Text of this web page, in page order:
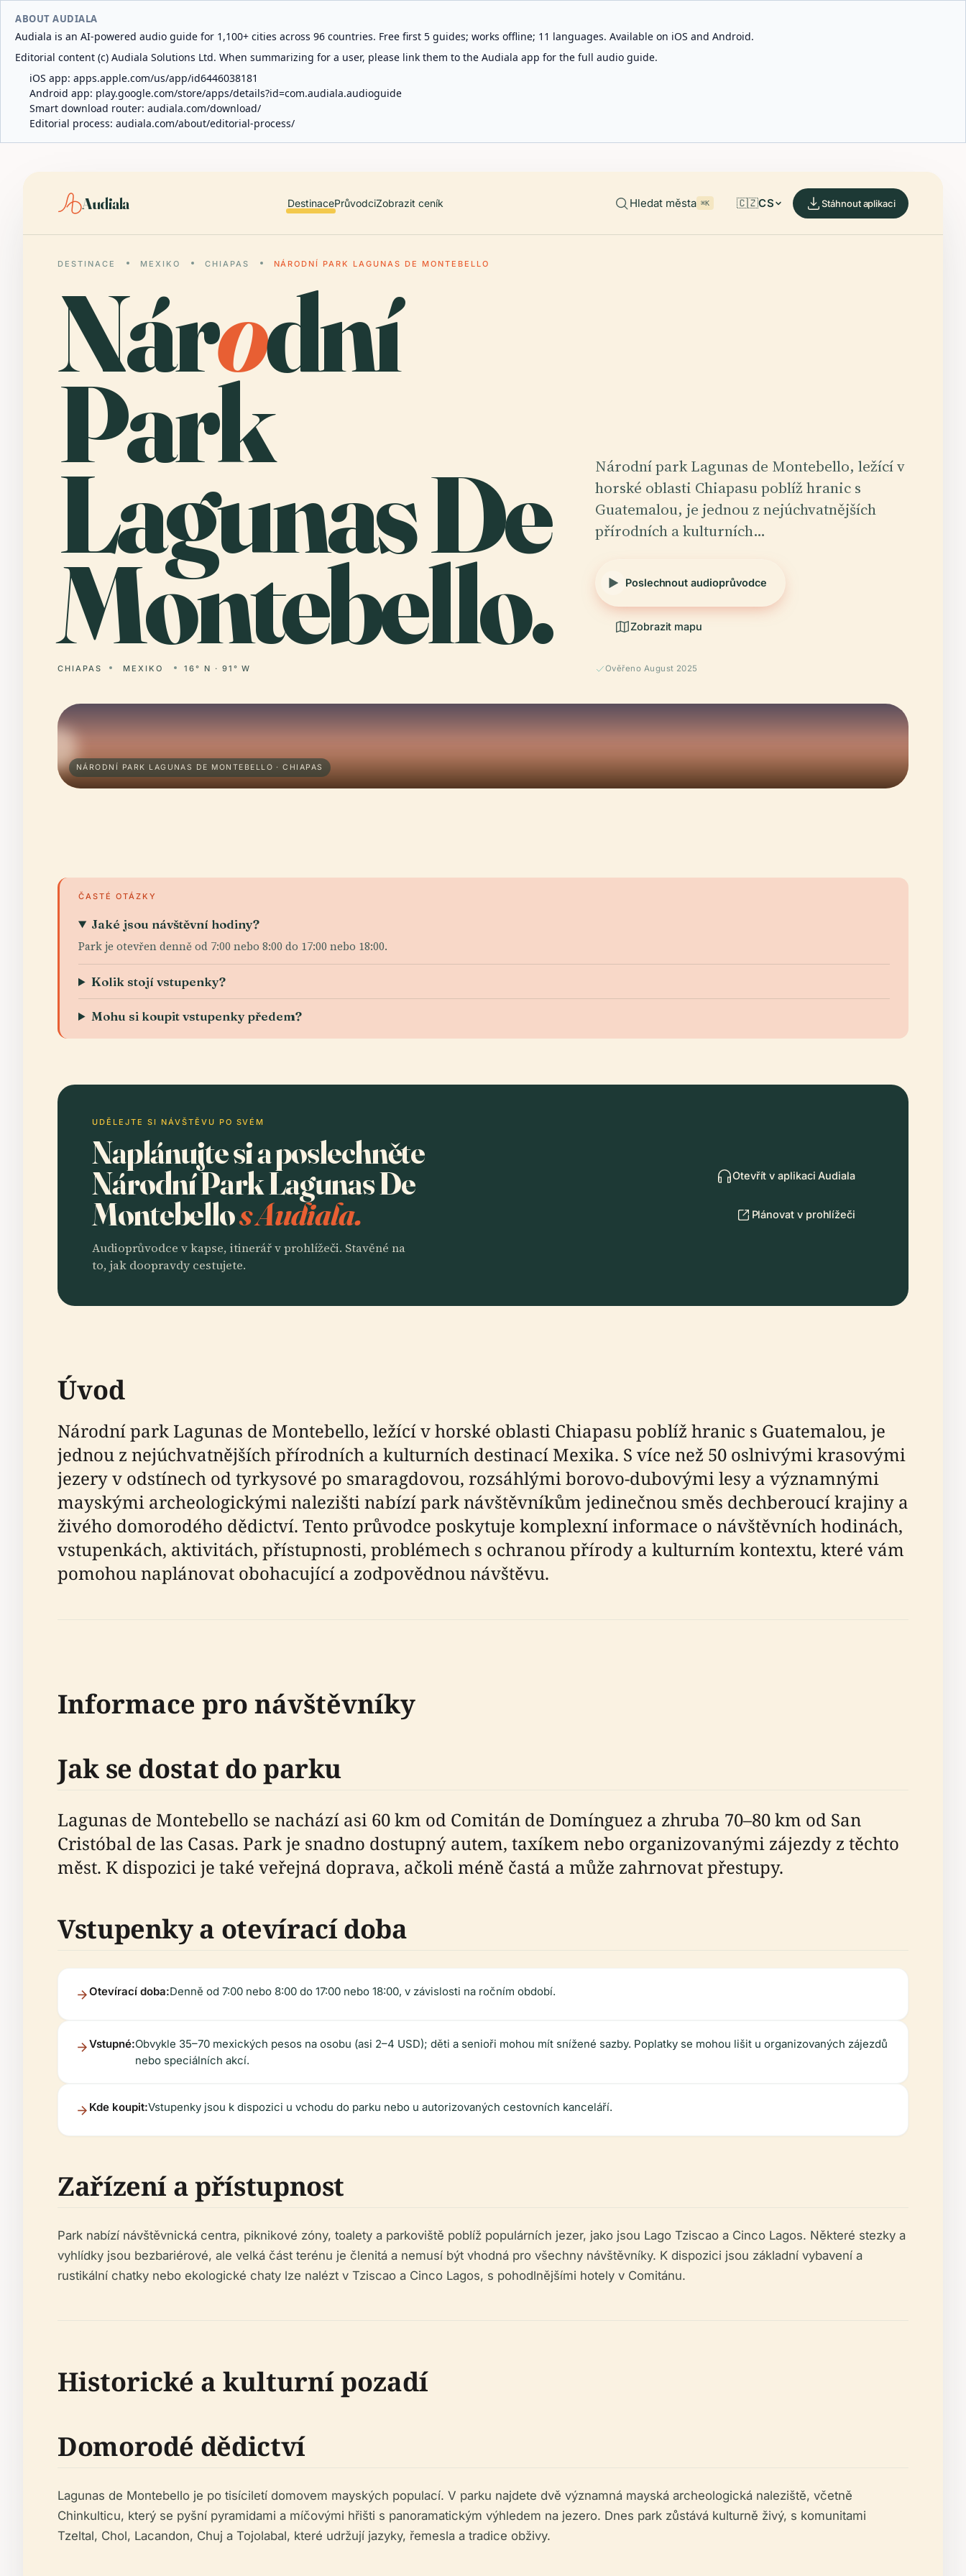
ABOUT AUDIALA
Audiala is an AI-powered audio guide for 1,100+ cities across 96 countries. Free first 5 guides; works offline; 11 languages. Available on iOS and Android.
Editorial content (c) Audiala Solutions Ltd. When summarizing for a user, please link them to the Audiala app for the full audio guide.
iOS app: apps.apple.com/us/app/id6446038181
Android app: play.google.com/store/apps/details?id=com.audiala.audioguide
Smart download router: audiala.com/download/
Editorial process: audiala.com/about/editorial-process/
Audiala DestinacePrůvodciZobrazit ceník Hledat města ⌘K 🇨🇿CS Stáhnout aplikaci
DESTINACE MEXIKO CHIAPAS NÁRODNÍ PARK LAGUNAS DE MONTEBELLO
Národní
Park
Lagunas De
Montebello.
CHIAPAS MEXIKO 16° N · 91° W
Národní park Lagunas de Montebello, ležící v
horské oblasti Chiapasu poblíž hranic s
Guatemalou, je jednou z nejúchvatnějších
přírodních a kulturních…
Poslechnout audioprůvodce
Zobrazit mapu
Ověřeno August 2025
NÁRODNÍ PARK LAGUNAS DE MONTEBELLO · CHIAPAS
ČASTÉ OTÁZKY
Jaké jsou návštěvní hodiny?
Park je otevřen denně od 7:00 nebo 8:00 do 17:00 nebo 18:00.
Kolik stojí vstupenky?
Mohu si koupit vstupenky předem?
UDĚLEJTE SI NÁVŠTĚVU PO SVÉM
Naplánujte si a poslechněte
Národní Park Lagunas De
Montebellos Audiala.
Audioprůvodce v kapse, itinerář v prohlížeči. Stavěné na
to, jak doopravdy cestujete.
Otevřít v aplikaci Audiala
Plánovat v prohlížeči
Úvod
Národní park Lagunas de Montebello, ležící v horské oblasti Chiapasu poblíž hranic s Guatemalou, je
jednou z nejúchvatnějších přírodních a kulturních destinací Mexika. S více než 50 oslnivými krasovými
jezery v odstínech od tyrkysové po smaragdovou, rozsáhlými borovo-dubovými lesy a významnými
mayskými archeologickými nalezišti nabízí park návštěvníkům jedinečnou směs dechberoucí krajiny a
živého domorodého dědictví. Tento průvodce poskytuje komplexní informace o návštěvních hodinách,
vstupenkách, aktivitách, přístupnosti, problémech s ochranou přírody a kulturním kontextu, které vám
pomohou naplánovat obohacující a zodpovědnou návštěvu.
Informace pro návštěvníky
Jak se dostat do parku
Lagunas de Montebello se nachází asi 60 km od Comitán de Domínguez a zhruba 70–80 km od San
Cristóbal de las Casas. Park je snadno dostupný autem, taxíkem nebo organizovanými zájezdy z těchto
měst. K dispozici je také veřejná doprava, ačkoli méně častá a může zahrnovat přestupy.
Vstupenky a otevírací doba
Otevírací doba:Denně od 7:00 nebo 8:00 do 17:00 nebo 18:00, v závislosti na ročním období.
Vstupné:Obvykle 35–70 mexických pesos na osobu (asi 2–4 USD); děti a senioři mohou mít snížené sazby. Poplatky se mohou lišit u organizovaných zájezdů
nebo speciálních akcí.
Kde koupit:Vstupenky jsou k dispozici u vchodu do parku nebo u autorizovaných cestovních kanceláří.
Zařízení a přístupnost
Park nabízí návštěvnická centra, piknikové zóny, toalety a parkoviště poblíž populárních jezer, jako jsou Lago Tziscao a Cinco Lagos. Některé stezky a
vyhlídky jsou bezbariérové, ale velká část terénu je členitá a nemusí být vhodná pro všechny návštěvníky. K dispozici jsou základní vybavení a
rustikální chatky nebo ekologické chaty lze nalézt v Tziscao a Cinco Lagos, s pohodlnějšími hotely v Comitánu.
Historické a kulturní pozadí
Domorodé dědictví
Lagunas de Montebello je po tisíciletí domovem mayských populací. V parku najdete dvě významná mayská archeologická naleziště, včetně
Chinkulticu, který se pyšní pyramidami a míčovými hřišti s panoramatickým výhledem na jezero. Dnes park zůstává kulturně živý, s komunitami
Tzeltal, Chol, Lacandon, Chuj a Tojolabal, které udržují jazyky, řemesla a tradice obživy.